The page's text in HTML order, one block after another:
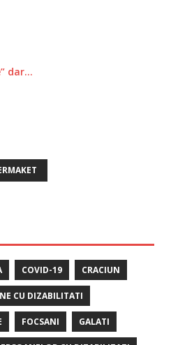
dar…
COVID-19 CRACIUN
CU DIZABILITATI
FOCSANI GALATI